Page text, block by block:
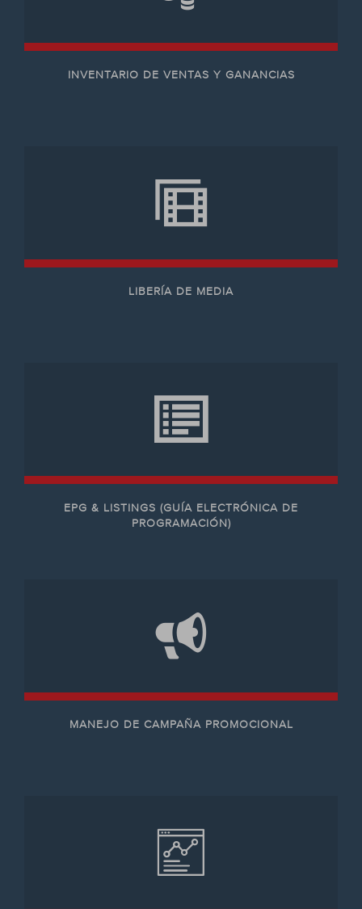
INVENTARIO DE VENTAS Y GANANCIAS
LIBERÍA DE MEDIA
EPG & LISTINGS (GUÍA ELECTRÓNICA DE
PROGRAMACIÓN)
MANEJO DE CAMPAÑA PROMOCIONAL